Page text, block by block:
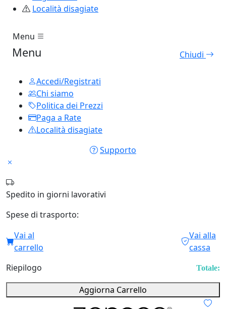
Località disagiate
Menu
Menu Chiudi
Accedi/Registrati
Chi siamo
Politica dei Prezzi
Paga a Rate
Località disagiate
Supporto
Spedito in giorni lavorativi
Spese di trasporto:
Vai al
carrello
Vai alla
cassa
Riepilogo
Totale:
Aggiorna Carrello